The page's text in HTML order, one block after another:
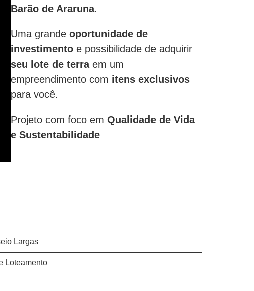
Barão de Araruna.
Uma grande oportunidade de
investimentoe possibilidade de adquirir
seu lote de terraem um
empreendimento com itens exclusivos
para você.
Projeto com foco em Qualidade de Vida
e Sustentabilidade
Largas
Loteamento